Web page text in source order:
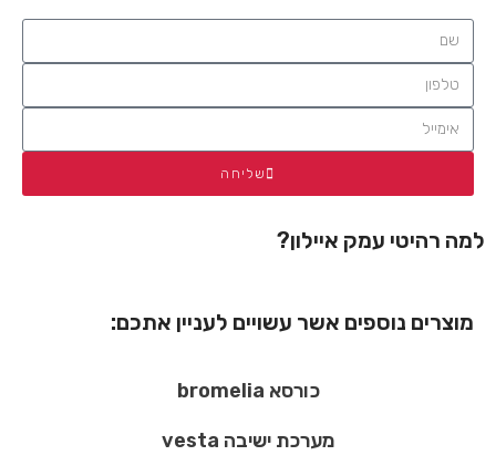
למה רהיטי עמק איילון?
שליחה
מוצרים נוספים אשר עשויים לעניין אתכם:
כורסא bromelia
מערכת ישיבה vesta